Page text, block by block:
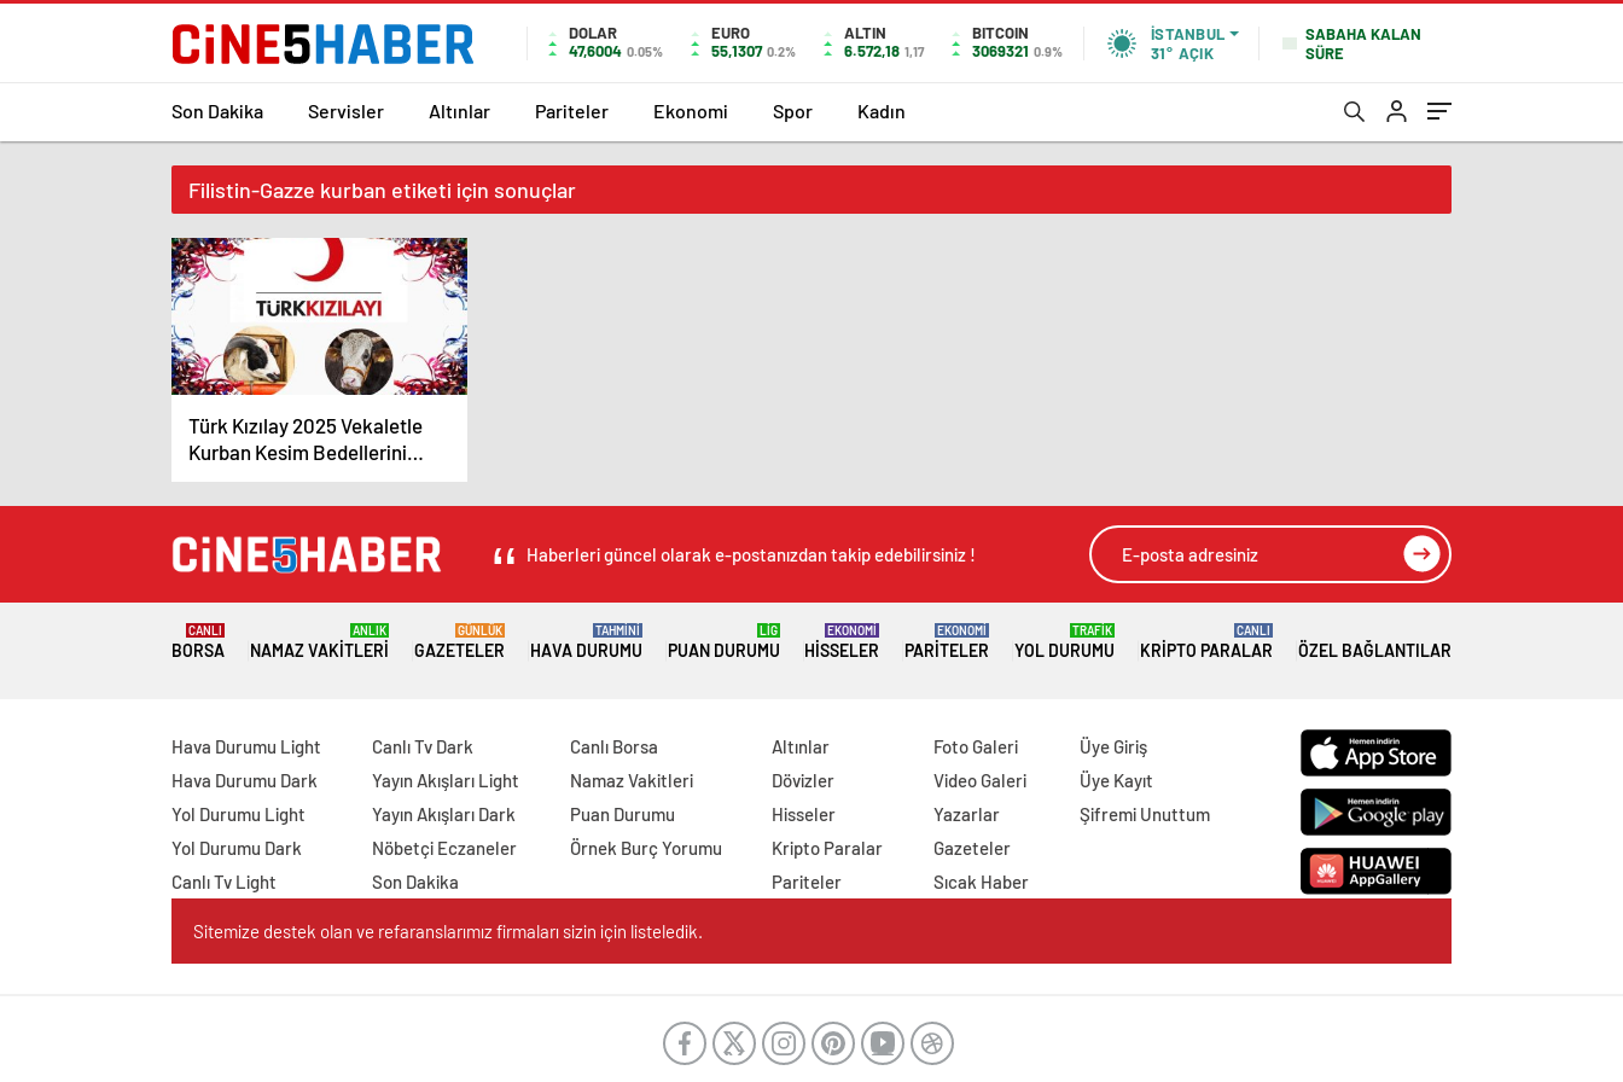
DOLAR
47,6004 0.05%
EURO
55,1307 0.2%
ALTIN
6.572,18 1,17
BITCOIN
3069321 0.9%
İSTANBUL
31° AÇIK
SABAHA KALAN
SÜRE
Son Dakika Servisler Altınlar Pariteler Ekonomi Spor Kadın
Filistin-Gazze kurban etiketi için sonuçlar
Türk Kızılay 2025 Vekaletle
Kurban Kesim Bedellerini
Açıkladı
Haberleri güncel olarak e-postanızdan takip edebilirsiniz !
BORSA
CANLI
NAMAZ VAKITLERI
ANLIK
GAZETELER
GÜNLÜK
HAVA DURUMU
TAHMİNİ
PUAN DURUMU
LİG
HISSELER
EKONOMİ
PARITELER
EKONOMİ
YOL DURUMU
TRAFİK
KRIPTO PARALAR
CANLI
ÖZEL BAĞLANTILAR
Hava Durumu Light
Hava Durumu Dark
Yol Durumu Light
Yol Durumu Dark
Canlı Tv Light
Canlı Tv Dark
Yayın Akışları Light
Yayın Akışları Dark
Nöbetçi Eczaneler
Son Dakika
Canlı Borsa
Namaz Vakitleri
Puan Durumu
Örnek Burç Yorumu
Altınlar
Dövizler
Hisseler
Kripto Paralar
Pariteler
Foto Galeri
Video Galeri
Yazarlar
Gazeteler
Sıcak Haber
Üye Giriş
Üye Kayıt
Şifremi Unuttum
Sitemize destek olan ve refaranslarımız firmaları sizin için listeledik.